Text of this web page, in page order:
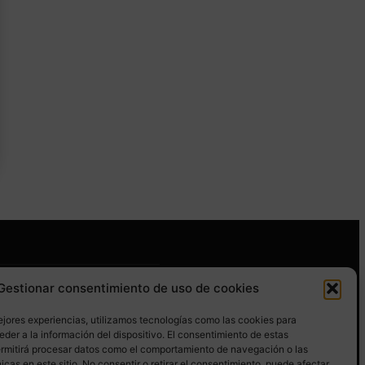
consentimiento de uso de cookies
experiencias, utilizamos tecnologías como las cookies para
a la información del dispositivo. El consentimiento de estas
procesar datos como el comportamiento de navegación o las
EN REDES SOCIALES